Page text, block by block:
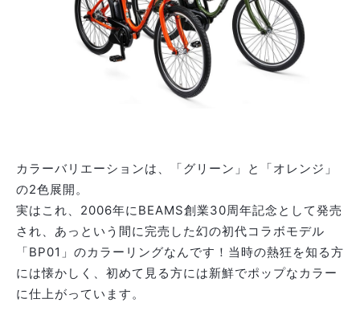
カラーバリエーションは、「グリーン」と「オレンジ」
の2色展開。
実はこれ、2006年にBEAMS創業30周年記念として発売
され、あっという間に完売した幻の初代コラボモデル
「BP01」のカラーリングなんです！当時の熱狂を知る方
には懐かしく、初めて見る方には新鮮でポップなカラー
に仕上がっています。